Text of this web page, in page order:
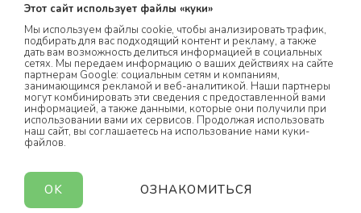
womanshop.lv
womanshop.lv (NAIL)
womanshop.lv (KOREA)
created bywebwell.lv
Этот сайт использует файлы «куки»
Мы используем файлы cookie, чтобы анализировать трафик,
подбирать для вас подходящий контент и рекламу, а также
дать вам возможность делиться информацией в социальных
сетях. Мы передаем информацию о ваших действиях на сайте
партнерам Google: социальным сетям и компаниям,
занимающимся рекламой и веб-аналитикой. Наши партнеры
могут комбинировать эти сведения с предоставленной вами
информацией, а также данными, которые они получили при
использовании вами их сервисов. Продолжая использовать
наш сайт, вы соглашаетесь на использование нами куки-
файлов.
OK ОЗНАКОМИТЬСЯ